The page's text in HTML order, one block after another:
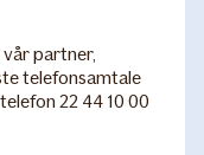
partner,
telefonsamtale
22 44 10 00